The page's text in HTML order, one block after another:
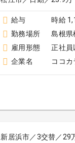
給与
時給
勤務場所
島根県
雇用形態
正社員
企業名
ココ
新居浜市／3交替／29